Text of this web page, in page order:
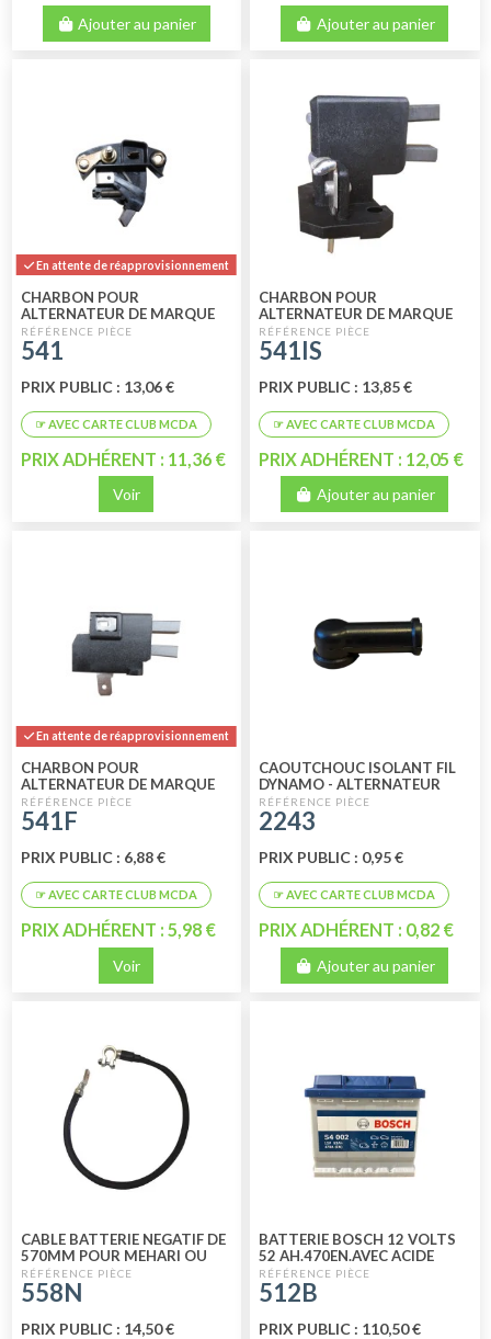
Ajouter au panier Ajouter au panier
En attente de réapprovisionnement
CHARBON POUR
ALTERNATEUR DE MARQUE
PARIS RHONE
541
PRIX PUBLIC : 13,06 €
PRIX ADHÉRENT : 11,36 €
Voir
CHARBON POUR
ALTERNATEUR DE MARQUE
ISKRA
541IS
PRIX PUBLIC : 13,85 €
PRIX ADHÉRENT : 12,05 €
Ajouter au panier
En attente de réapprovisionnement
CHARBON POUR
ALTERNATEUR DE MARQUE
FEMSA
541F
PRIX PUBLIC : 6,88 €
PRIX ADHÉRENT : 5,98 €
Voir
CAOUTCHOUC ISOLANT FIL
DYNAMO - ALTERNATEUR
2243
PRIX PUBLIC : 0,95 €
PRIX ADHÉRENT : 0,82 €
Ajouter au panier
CABLE BATTERIE NEGATIF DE
570MM POUR MEHARI OU
2CV
558N
PRIX PUBLIC : 14,50 €
BATTERIE BOSCH 12 VOLTS
52 AH.470EN.AVEC ACIDE
512B
PRIX PUBLIC : 110,50 €